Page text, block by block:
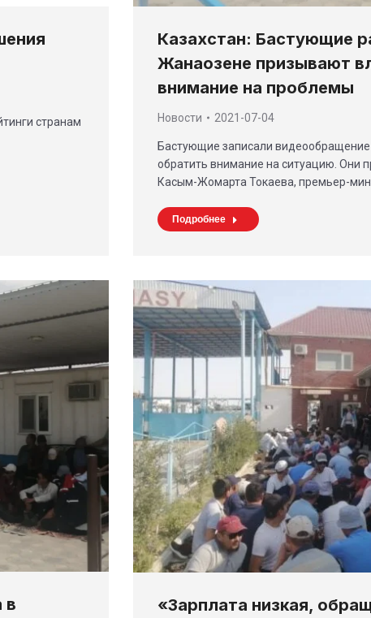
странам
Казахстан: Бастующие
Жанаозене призывают
внимание на проблемы
Новости 2021-07-04
Бастующие записали видеообращение
обратить внимание на ситуацию. Они
Касым-Жомарта Токаева, премьер-
Подробнее
в
«Зарплата низкая,